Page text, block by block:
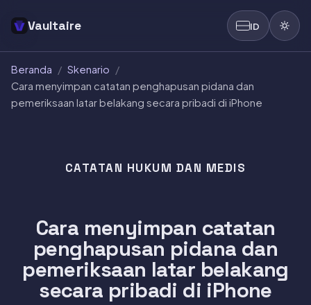
Vaultaire ID
Beranda / Skenario /
Cara menyimpan catatan penghapusan pidana dan
pemeriksaan latar belakang secara pribadi di iPhone
CATATAN HUKUM DAN MEDIS
Cara menyimpan catatan
penghapusan pidana dan
pemeriksaan latar belakang
secara pribadi di iPhone